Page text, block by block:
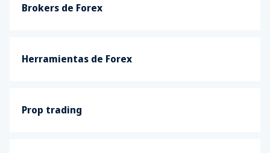
Brokers de Forex
Herramientas de Forex
Prop trading